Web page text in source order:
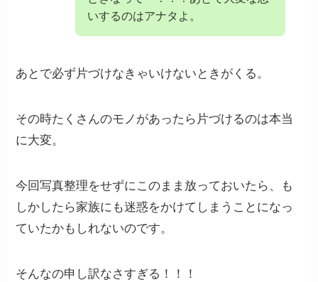
いするのはアナタよ。
あとで必ず片づけなきゃいけないときがくる。
その時たくさんのモノがあったら片づけるのは本当
に大変。
今回写真整理をせずにこのまま放っておいたら、も
しかしたら家族にも迷惑をかけてしまうことになっ
ていたかもしれないのです。
そんなの申し訳なさすぎる！！！